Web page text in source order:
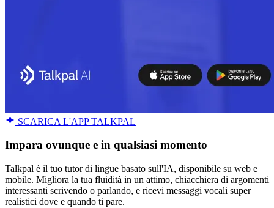
SCARICA L'APP TALKPAL
Impara ovunque e in qualsiasi momento
Talkpal è il tuo tutor di lingue basato sull'IA, disponibile su web e
mobile. Migliora la tua fluidità in un attimo, chiacchiera di argomenti
interessanti scrivendo o parlando, e ricevi messaggi vocali super
realistici dove e quando ti pare.